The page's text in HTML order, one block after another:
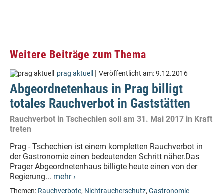
Weitere Beiträge zum Thema
prag aktuell | Veröffentlicht am:9.12.2016
Abgeordnetenhaus in Prag billigt
totales Rauchverbot in Gaststätten
Rauchverbot in Tschechien soll am 31. Mai 2017 in Kraft
treten
Prag - Tschechien ist einem kompletten Rauchverbot in
der Gastronomie einen bedeutenden Schritt näher.Das
Prager Abgeordnetenhaus billigte heute einen von der
Regierung... mehr ›
Themen: Rauchverbote, Nichtraucherschutz, Gastronomie